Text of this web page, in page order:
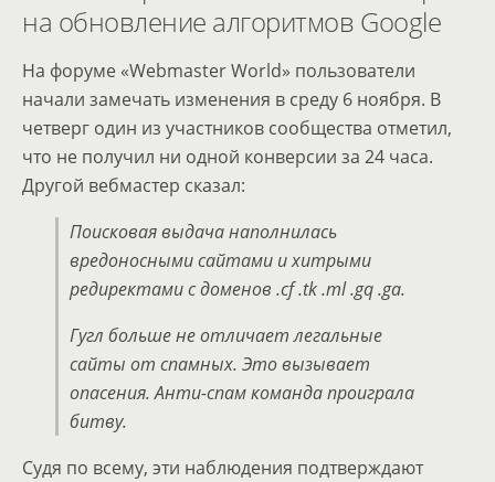
на обновление алгоритмов Google
На форуме «Webmaster World» пользователи
начали замечать изменения в среду 6 ноября. В
четверг один из участников сообщества отметил,
что не получил ни одной конверсии за 24 часа.
Другой вебмастер сказал:
Поисковая выдача наполнилась
вредоносными сайтами и хитрыми
редиректами с доменов .cf .tk .ml .gq .ga.
Гугл больше не отличает легальные
сайты от спамных. Это вызывает
опасения. Анти-спам команда проиграла
битву.
Судя по всему, эти наблюдения подтверждают